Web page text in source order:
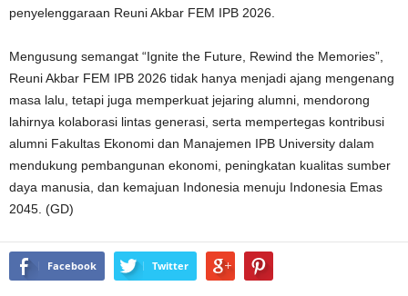
penyelenggaraan Reuni Akbar FEM IPB 2026.
Mengusung semangat “Ignite the Future, Rewind the Memories”,
Reuni Akbar FEM IPB 2026 tidak hanya menjadi ajang mengenang
masa lalu, tetapi juga memperkuat jejaring alumni, mendorong
lahirnya kolaborasi lintas generasi, serta mempertegas kontribusi
alumni Fakultas Ekonomi dan Manajemen IPB University dalam
mendukung pembangunan ekonomi, peningkatan kualitas sumber
daya manusia, dan kemajuan Indonesia menuju Indonesia Emas
2045. (GD)
Facebook Twitter